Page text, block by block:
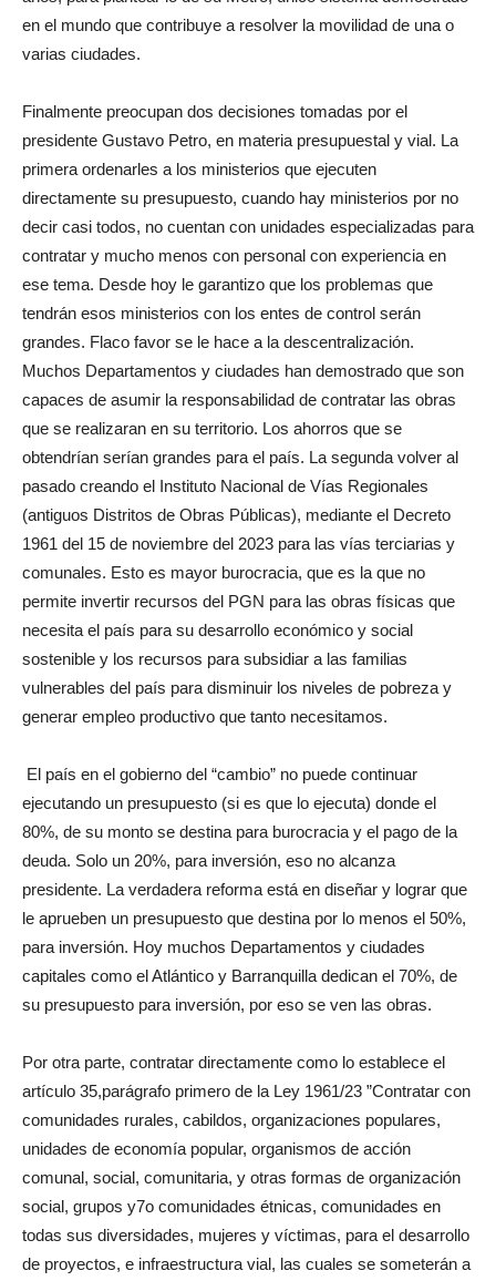
en el mundo que contribuye a resolver la movilidad de una o
varias ciudades.
Finalmente preocupan dos decisiones tomadas por el
presidente Gustavo Petro, en materia presupuestal y vial. La
primera ordenarles a los ministerios que ejecuten
directamente su presupuesto, cuando hay ministerios por no
decir casi todos, no cuentan con unidades especializadas para
contratar y mucho menos con personal con experiencia en
ese tema. Desde hoy le garantizo que los problemas que
tendrán esos ministerios con los entes de control serán
grandes. Flaco favor se le hace a la descentralización.
Muchos Departamentos y ciudades han demostrado que son
capaces de asumir la responsabilidad de contratar las obras
que se realizaran en su territorio. Los ahorros que se
obtendrían serían grandes para el país. La segunda volver al
pasado creando el Instituto Nacional de Vías Regionales
(antiguos Distritos de Obras Públicas), mediante el Decreto
1961 del 15 de noviembre del 2023 para las vías terciarias y
comunales. Esto es mayor burocracia, que es la que no
permite invertir recursos del PGN para las obras físicas que
necesita el país para su desarrollo económico y social
sostenible y los recursos para subsidiar a las familias
vulnerables del país para disminuir los niveles de pobreza y
generar empleo productivo que tanto necesitamos.
El país en el gobierno del “cambio” no puede continuar
ejecutando un presupuesto (si es que lo ejecuta) donde el
80%, de su monto se destina para burocracia y el pago de la
deuda. Solo un 20%, para inversión, eso no alcanza
presidente. La verdadera reforma está en diseñar y lograr que
le aprueben un presupuesto que destina por lo menos el 50%,
para inversión. Hoy muchos Departamentos y ciudades
capitales como el Atlántico y Barranquilla dedican el 70%, de
su presupuesto para inversión, por eso se ven las obras.
Por otra parte, contratar directamente como lo establece el
artículo 35,parágrafo primero de la Ley 1961/23 ”Contratar con
comunidades rurales, cabildos, organizaciones populares,
unidades de economía popular, organismos de acción
comunal, social, comunitaria, y otras formas de organización
social, grupos y7o comunidades étnicas, comunidades en
todas sus diversidades, mujeres y víctimas, para el desarrollo
de proyectos, e infraestructura vial, las cuales se someterán a